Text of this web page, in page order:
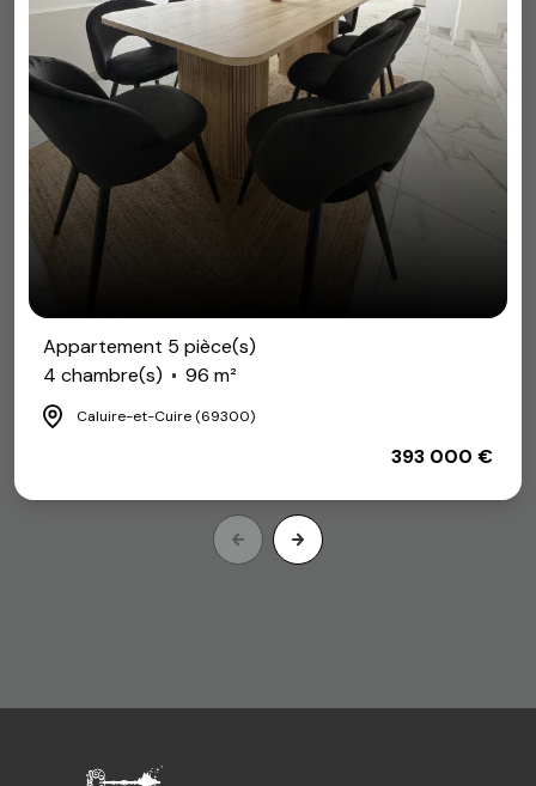
Appartement 5 pièce(s)
4 chambre(s)
96 m²
Caluire-et-Cuire (69300)
393 000 €